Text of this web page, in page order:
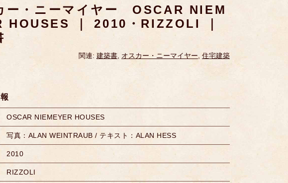
ー・ニーマイヤー OSCAR NIEM
HOUSES ｜ 2010・RIZZOLI ｜
関連: 建築書, オスカー・ニーマイヤー, 住宅建築
OSCAR NIEMEYER HOUSES
写真：ALAN WEINTRAUB / テキスト：ALAN HESS
2010
RIZZOLI